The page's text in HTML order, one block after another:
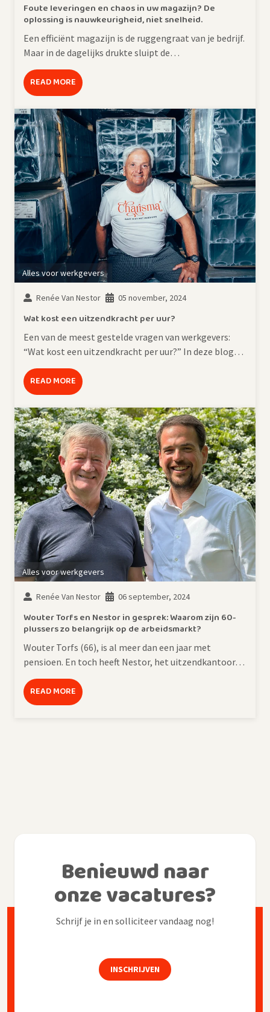
Foute leveringen en chaos in uw magazijn? De
oplossing is nauwkeurigheid, niet snelheid.
Een efficiënt magazijn is de ruggengraat van je bedrijf.
Maar in de dagelijks drukte sluipt de…
READ MORE
Alles voor werkgevers
Renée Van Nestor 05 november, 2024
Wat kost een uitzendkracht per uur?
Een van de meest gestelde vragen van werkgevers:
“Wat kost een uitzendkracht per uur?” In deze blog…
READ MORE
Alles voor werkgevers
Renée Van Nestor 06 september, 2024
Wouter Torfs en Nestor in gesprek: Waarom zijn 60-
plussers zo belangrijk op de arbeidsmarkt?
Wouter Torfs (66), is al meer dan een jaar met
pensioen. En toch heeft Nestor, het uitzendkantoor…
READ MORE
Benieuwd naar
onze vacatures?
Schrijf je in en solliciteer vandaag nog!
INSCHRIJVEN